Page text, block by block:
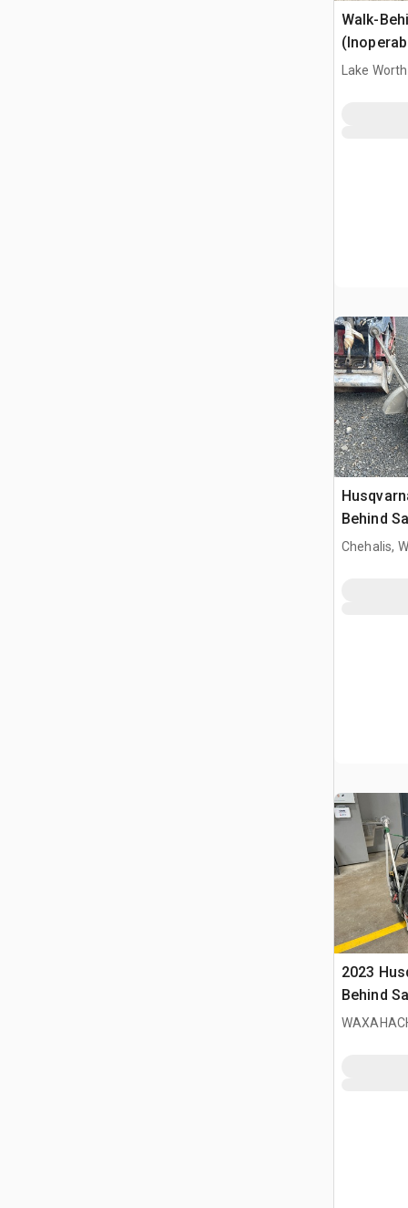
Walk-
Lake
Behind
Chehalis,
2023
Behind